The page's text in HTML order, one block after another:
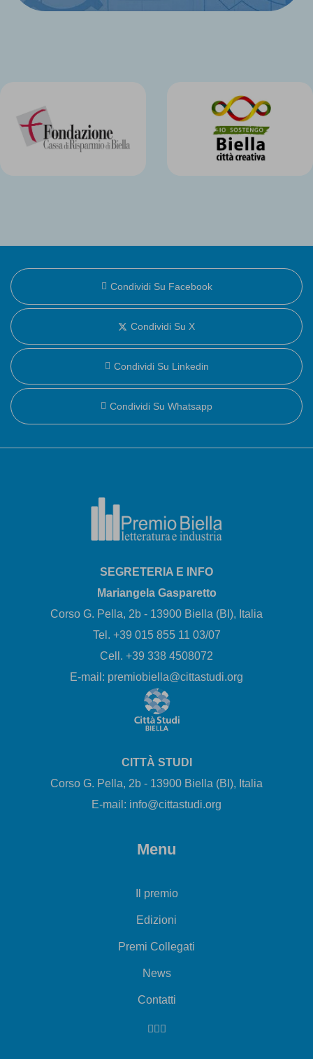
Condividi Su Facebook
Condividi Su X
Condividi Su Linkedin
Condividi Su Whatsapp
SEGRETERIA E INFO
Mariangela Gasparetto
Corso G. Pella, 2b - 13900 Biella (BI), Italia
Tel. +39 015 855 11 03/07
Cell. +39 338 4508072
E-mail: premiobiella@cittastudi.org
CITTÀ STUDI
Corso G. Pella, 2b - 13900 Biella (BI), Italia
E-mail: info@cittastudi.org
Menu
Il premio
Edizioni
Premi Collegati
News
Contatti